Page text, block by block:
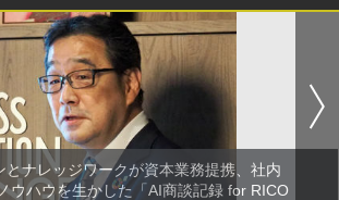
とナレッジワークが資本業務提携、社内
ウハウを生かした「AI商談記録 for RICO